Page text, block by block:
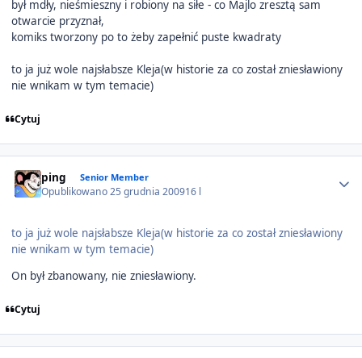
był mdły, nieśmieszny i robiony na siłe - co Majlo zresztą sam
otwarcie przyznał,
komiks tworzony po to żeby zapełnić puste kwadraty
to ja już wole najsłabsze Kleja(w historie za co został zniesławiony
nie wnikam w tym temacie)
Cytuj
ping Senior Member
Opublikowano25 grudnia 200916 l
to ja już wole najsłabsze Kleja(w historie za co został zniesławiony
nie wnikam w tym temacie)
On był zbanowany, nie zniesławiony.
Cytuj